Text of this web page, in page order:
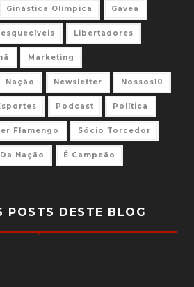
Ginástica Olimpica Gávea
Libertadores
Marketing
Nação Newsletter Nossos10
Podcast Política
Flamengo Sócio Torcedor
Nação É Campeão
POSTS DESTE BLOG